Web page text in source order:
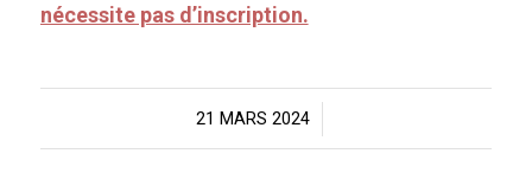
nécessite pas d’inscription.
21 MARS 2024
/